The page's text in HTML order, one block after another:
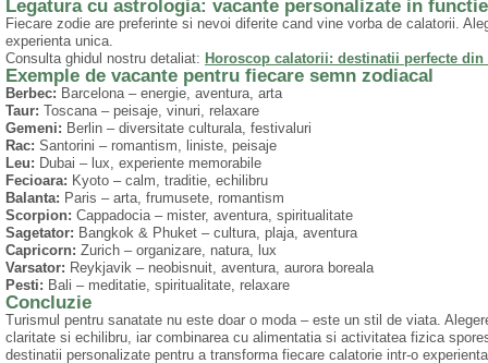
Legatura cu astrologia: vacante personalizate in
Fiecare zodie are preferinte si nevoi diferite cand vine vorba de calatorii.
experienta unica.
Consulta ghidul nostru detaliat: Horoscop calatorii: destinatii perfecte
Exemple de vacante pentru fiecare semn zodiacal
Berbec: Barcelona – energie, aventura, arta
Taur: Toscana – peisaje, vinuri, relaxare
Gemeni: Berlin – diversitate culturala, festivaluri
Rac: Santorini – romantism, liniste, peisaje
Leu: Dubai – lux, experiente memorabile
Fecioara: Kyoto – calm, traditie, echilibru
Balanta: Paris – arta, frumusete, romantism
Scorpion: Cappadocia – mister, aventura, spiritualitate
Sagetator: Bangkok & Phuket – cultura, plaja, aventura
Capricorn: Zurich – organizare, natura, lux
Varsator: Reykjavik – neobisnuit, aventura, aurora boreala
Pesti: Bali – meditatie, spiritualitate, relaxare
Concluzie
Turismul pentru sanatate nu este doar o moda – este un stil de viata.
claritate si echilibru, iar combinarea cu alimentatia si activitatea fizica
destinatii personalizate pentru a transforma fiecare calatorie intr-o